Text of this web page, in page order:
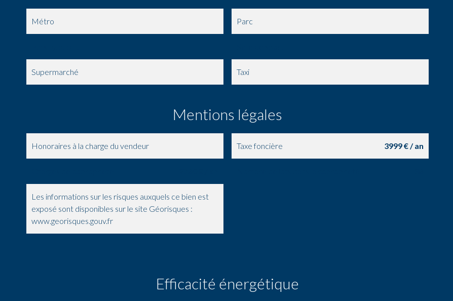
Métro Parc
Supermarché Taxi
Mentions légales
Honoraires à la charge du vendeur Taxe foncière 3999 € / an
Les informations sur les risques auxquels ce bien est
exposé sont disponibles sur le site Géorisques :
www.georisques.gouv.fr
Efficacité énergétique